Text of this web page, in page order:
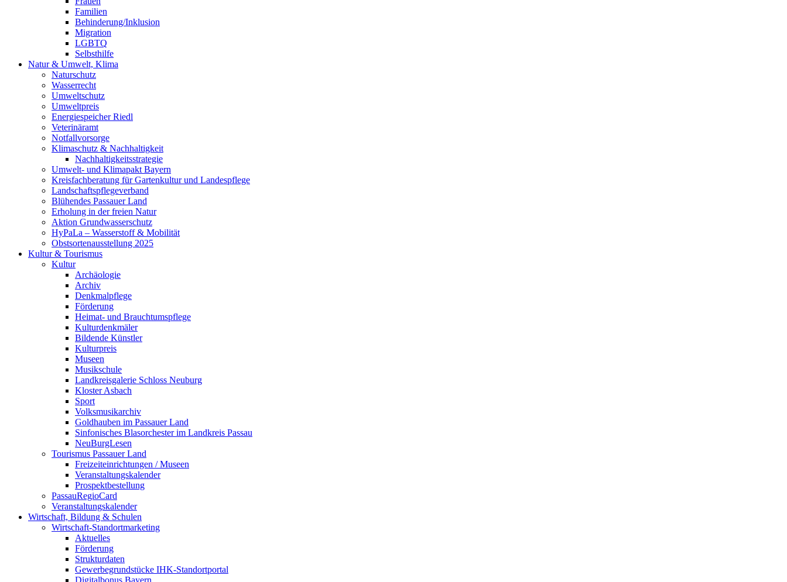
Familien
Behinderung/Inklusion
Migration
LGBTQ
Selbsthilfe
Natur & Umwelt, Klima
Naturschutz
Wasserrecht
Umweltschutz
Umweltpreis
Energiespeicher Riedl
Veterinäramt
Notfallvorsorge
Klimaschutz & Nachhaltigkeit
Nachhaltigkeitsstrategie
Umwelt- und Klimapakt Bayern
Kreisfachberatung für Gartenkultur und Landespflege
Landschaftspflegeverband
Blühendes Passauer Land
Erholung in der freien Natur
Aktion Grundwasserschutz
HyPaLa – Wasserstoff & Mobilität
Obstsortenausstellung 2025
Kultur & Tourismus
Kultur
Archäologie
Archiv
Denkmalpflege
Förderung
Heimat- und Brauchtumspflege
Kulturdenkmäler
Bildende Künstler
Kulturpreis
Museen
Musikschule
Landkreisgalerie Schloss Neuburg
Kloster Asbach
Sport
Volksmusikarchiv
Goldhauben im Passauer Land
Sinfonisches Blasorchester im Landkreis Passau
NeuBurgLesen
Tourismus Passauer Land
Freizeiteinrichtungen / Museen
Veranstaltungskalender
Prospektbestellung
PassauRegioCard
Veranstaltungskalender
Wirtschaft, Bildung & Schulen
Wirtschaft-Standortmarketing
Aktuelles
Förderung
Strukturdaten
Gewerbegrundstücke IHK-Standortportal
Digitalbonus Bayern